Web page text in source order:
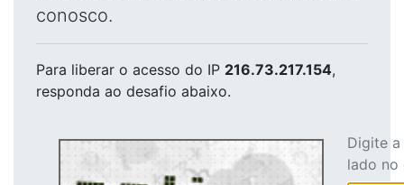
conosco.
Para liberar o acesso do IP 216.73.217.154,
responda ao desafio abaixo.
Digite
lado no